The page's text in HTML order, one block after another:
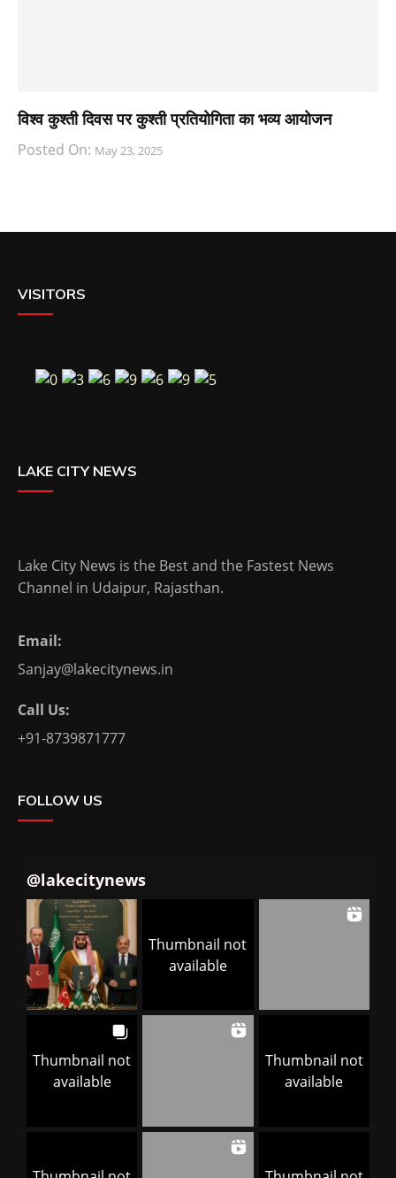
विश्व कुश्ती दिवस पर कुश्ती प्रतियोगिता का भव्य आयोजन
Posted On: May 23, 2025
VISITORS
LAKE CITY NEWS
Lake City News is the Best and the Fastest News
Channel in Udaipur, Rajasthan.
Email:
Sanjay@lakecitynews.in
Call Us:
+91-8739871777
FOLLOW US
@lakecitynews
Thumbnail not
available
Thumbnail not
available
Thumbnail not
available